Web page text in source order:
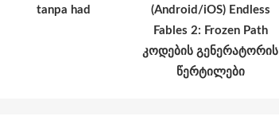
tanpa had
(Android/iOS) Endless
Fables 2: Frozen Path
კოდების გენერატორის
წერტილები